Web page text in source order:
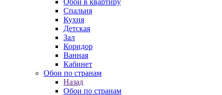
Обои в квартиру
Спальня
Кухня
Детская
Зал
Коридор
Ванная
Кабинет
Обои по странам
Назад
Обои по странам